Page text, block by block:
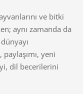
ve bitki
aynı zamanda da
yeni
dil becerilerini